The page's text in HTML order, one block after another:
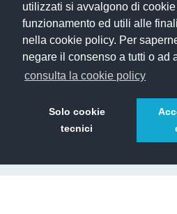
utilizzati si avvalgono di cookie
funzionamento ed utili alle
nella cookie policy. Per
negare il consenso a tutti o ad
consulta la cookie policy
Solo cookie
tecnici
Rent.it®è un marchio